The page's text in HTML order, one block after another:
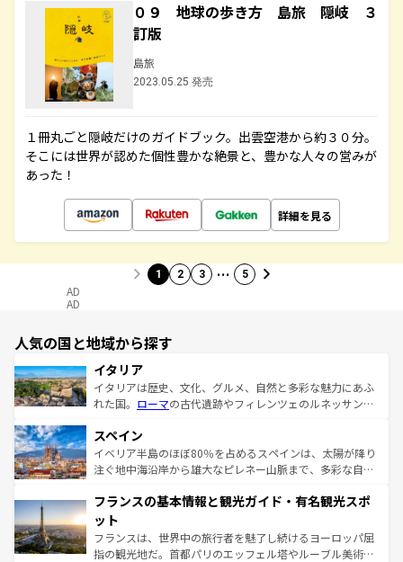
０９ 地球の歩き方 島旅 隠岐 ３
訂版
島旅
2023.05.25 発売
１冊丸ごと隠岐だけのガイドブック。出雲空港から約３０分。
そこには世界が認めた個性豊かな絶景と、豊かな人々の営みが
あった！
詳細を見る
1 2 3 … 5
AD
AD
人気の国と地域から探す
イタリア
イタリアは歴史、文化、グルメ、自然と多彩な魅力にあふ
れた国。 ローマの古代遺跡やフィレンツェのルネッサンス
ろん、トスカーナの美しい田園風景やアマルフィ海岸の絶
景など、自然景観も見逃せない。観光の合間には、本場の
ピザやパスタなど、絶品のイタリア料理を堪能することも
ませてくれるイタリアで、忘れられない旅をしてみよう！
なお、新着のイタリア情報は
しい。
スペイン
イベリア半島のほぼ80％を占めるスペインは、太陽が降り
注ぐ地中海沿岸から雄大なピレネー山脈まで、多彩な自然
文化が根付くこの国では、情熱的なフラメンコ、熱気あふ
れる闘牛、そして美味しいタパスが生活の一部となってい
る。首都マドリードの洗練された雰囲気や、バルセロナの
アートに溢れた街角から、地方では古代ローマ遺跡や中世
フランスの基本情報と観光ガイド・有名観光スポ
ット
フランスは、世界中の旅行者を魅了し続けるヨーロッパ屈
指の観光地だ。首都パリのエッフェル塔やルーブル美術館